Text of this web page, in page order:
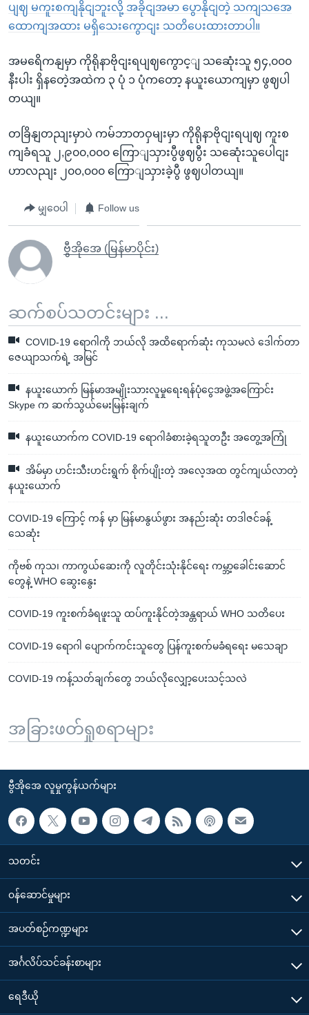
ပျဈ မကူးစကျနိုငျဘူးလို့ အခိုငျအမာ ပွောနိုငျတဲ့ သကျသအေ
ထောကျအထား မရှိသေးကွောငျး သတိပေးထားတာပါ။
အမရေိကနျမှာ ကိုရိုနာဗိုငျးရပျဈကွောင့ျ သဆေုံးသူ ၅၄,၀၀၀
နီးပါး ရှိနတေဲ့အထဲက ၃ ပုံ ၁ ပုံကတော့ နယူးယောကျမှာ ဖွဈပါ
တယျ။
တခြိနျတညျးမှာပဲ ကမ်ဘာတဝှမျးမှာ ကိုရိုနာဗိုငျးရပျဈ ကူးစ
ကျခံရသူ ၂,၉၀၀,၀၀၀ ကြောျသှားပွီဖွဈပွီး သဆေုံးသူပေါငျး
ဟာလညျး ၂၀၀,၀၀၀ ကြောျသှားခဲ့ပွီ ဖွဈပါတယျ။
မျှဝေပါ Follow us
ဗွီအိုအေ (မြန်မာပိုင်း)
ဆက်စပ်သတင်းများ ...
COVID-19 ရောဂါကို ဘယ်လို အထိရောက်ဆုံး ကုသမလဲ ဒေါက်တာ
ဇေယျာသက်ရဲ့ အမြင်
နယူးယောက် မြန်မာအမျိုးသားလူမှုရေးရန်ပုံငွေအဖွဲ့အကြောင်း
Skype က ဆက်သွယ်မေးမြန်းချက်
နယူးယောက်က COVID-19 ရောဂါခံစားခဲ့ရသူတဦး အတွေ့အကြုံ
အိမ်မှာ ဟင်းသီးဟင်းရွက် စိုက်ပျိုးတဲ့ အလေ့အထ တွင်ကျယ်လာတဲ့
နယူးယောက်
COVID-19 ကြောင့် ကန် မှာ မြန်မာနွယ်ဖွား အနည်းဆုံး တဒါဇင်ခန့်
သေဆုံး
ကိုဗစ် ကုသ၊ ကာကွယ်ဆေးကို လူတိုင်းသုံးနိုင်ရေး ကမ္ဘာ့ခေါင်းဆောင်
တွေနဲ့ WHO ဆွေးနွေး
COVID-19 ကူးစက်ခံရဖူးသူ ထပ်ကူးနိုင်တဲ့အန္တရာယ် WHO သတိပေး
COVID-19 ရောဂါ ပျောက်ကင်းသူတွေ ပြန်ကူးစက်မခံရရေး မသေချာ
COVID-19 ကန့်သတ်ချက်တွေ ဘယ်လိုလျှော့ပေးသင့်သလဲ
အခြားဖတ်ရှုစရာများ
ဗွီအိုအေ လူမှုကွန်ယက်များ
သတင်း
၀န်ဆောင်မှုများ
အပတ်စဉ်ကဏ္ဍများ
အင်္ဂလိပ်သင်ခန်းစာများ
ရေဒီယို